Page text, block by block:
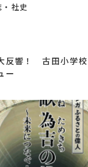
社史
反響！ 古田小学
ー